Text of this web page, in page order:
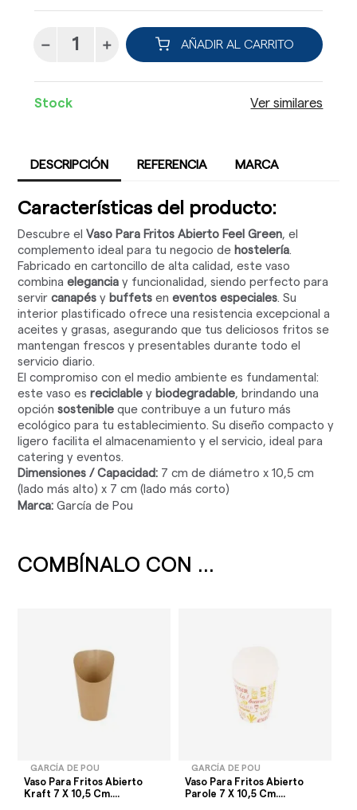
AÑADIR AL CARRITO
Stock Ver similares
DESCRIPCIÓN REFERENCIA MARCA
Características del producto:
Descubre elVaso Para Fritos Abierto Feel Green, el
complemento ideal para tu negocio de hostelería.
Fabricado en cartoncillo de alta calidad, este vaso
combinaelegancia y funcionalidad, siendo perfecto para
servircanapés y buffets eneventos especiales. Su
interior plastificado ofrece una resistencia excepcional a
aceites y grasas, asegurando que tus deliciosos fritos se
mantengan frescos y presentables durante todo el
servicio diario.
El compromiso con el medio ambiente es fundamental:
este vaso esreciclable y biodegradable, brindando una
opciónsostenible que contribuye a un futuro más
ecológico para tu establecimiento. Su diseño compacto y
ligero facilita el almacenamiento y el servicio, ideal para
catering y eventos.
Dimensiones / Capacidad: 7 cm de diámetro x 10,5 cm
(lado más alto) x 7 cm (lado más corto)
Marca: García de Pou
COMBÍNALO CON ...
GARCÍA DE POU
Vaso Para Fritos Abierto
Kraft 7 X 10,5 Cm....
GARCÍA DE POU
Vaso Para Fritos Abierto
Parole 7 X 10,5 Cm....